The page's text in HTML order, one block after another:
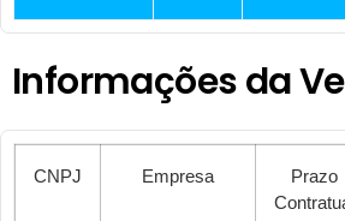
Informações da
CNPJ Empresa
Prazo